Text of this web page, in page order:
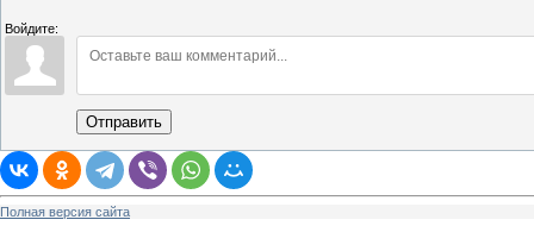
Войдите:
Отправить
Полная версия сайта